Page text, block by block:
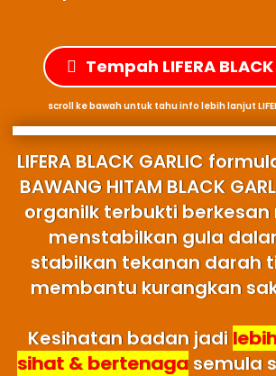
Tempah LIFERA
scroll ke bawah untuk tahu info lebih lanjut
LIFERA BLACK GARLIC
BAWANG HITAM BLACK
organilk terbukti
menstabilkan gula
stabilkan tekanan darah
membantu kurangkan
Kesihatan badan jadi
sihat & bertenaga semula